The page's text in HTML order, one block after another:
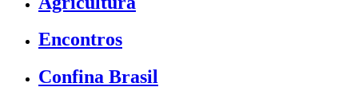
Encontros
Confina Brasil